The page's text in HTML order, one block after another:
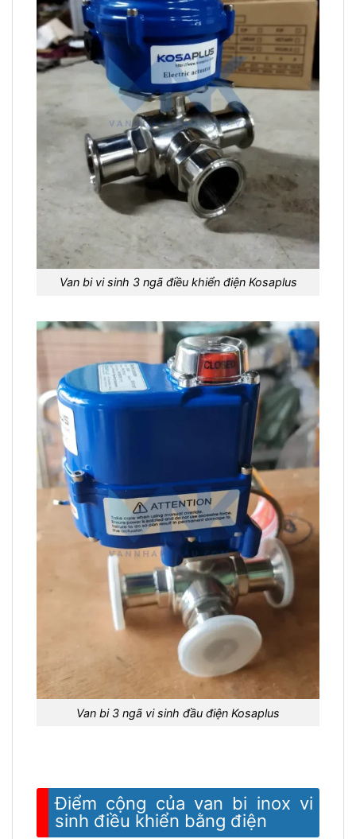
Van bi vi sinh 3 ngã điều khiển điện Kosaplus
Van bi 3 ngã vi sinh đầu điện Kosaplus
Điểm cộng của van bi inox vi
sinh điều khiển bằng điện